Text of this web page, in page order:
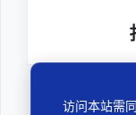
邓杰律
访问本站需